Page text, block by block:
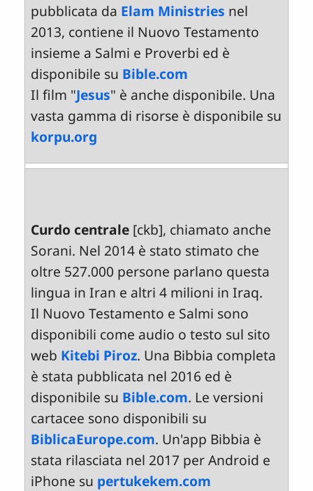
pubblicata da Elam Ministries nel
2013, contiene il Nuovo Testamento
insieme a Salmi e Proverbi ed è
disponibile su Bible.com
Il film "Jesus" è anche disponibile. Una
vasta gamma di risorse è disponibile su
korpu.org
Curdo centrale[ckb], chiamato anche
Sorani. Nel 2014 è stato stimato che
oltre 527.000 persone parlano questa
lingua in Iran e altri 4 milioni in Iraq.
Il Nuovo Testamento e Salmi sono
disponibili come audio o testo sul sito
web Kitebi Piroz. Una Bibbia completa
è stata pubblicata nel 2016 ed è
disponibile su Bible.com. Le versioni
cartacee sono disponibili su
BiblicaEurope.com. Un'app Bibbia è
stata rilasciata nel 2017 per Android e
iPhone su pertukekem.com